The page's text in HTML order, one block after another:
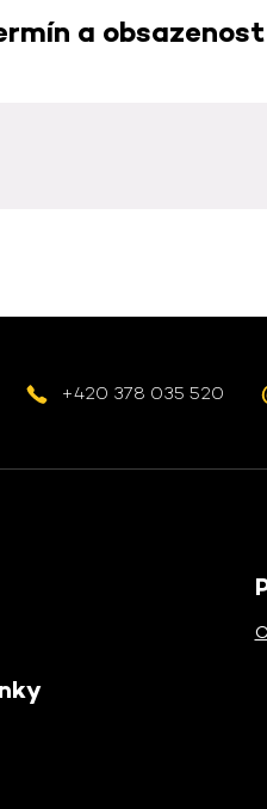
a obsazenost
+420 378 035 520